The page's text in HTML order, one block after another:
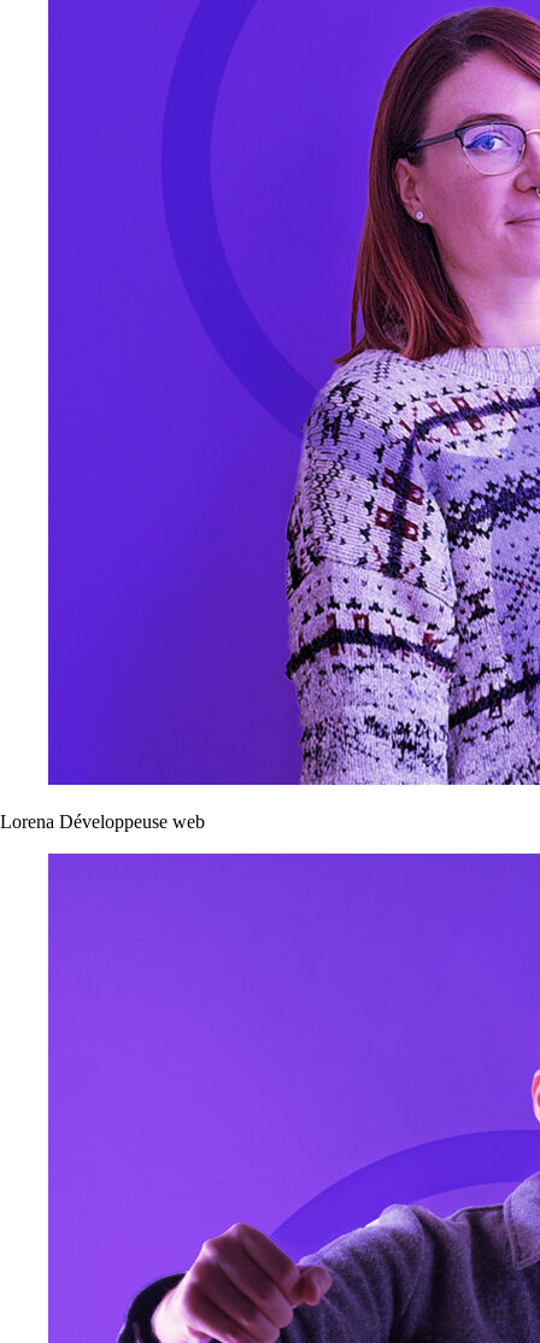
Lorena Développeuse web